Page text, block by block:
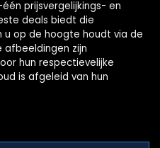
prijsvergelijkings- en
deals biedt die
u op de hoogte houdt via de
zijn
hun respectievelijke
is afgeleid van hun